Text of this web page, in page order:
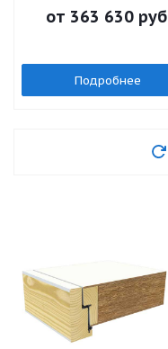
от 363 630
Подробнее